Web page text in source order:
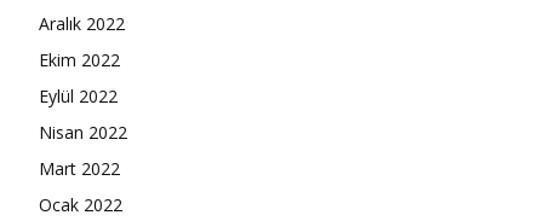
Aralık 2022
Ekim 2022
Eylül 2022
Nisan 2022
Mart 2022
Ocak 2022